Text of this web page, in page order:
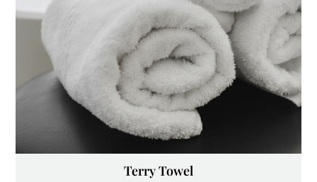
Terry Towel